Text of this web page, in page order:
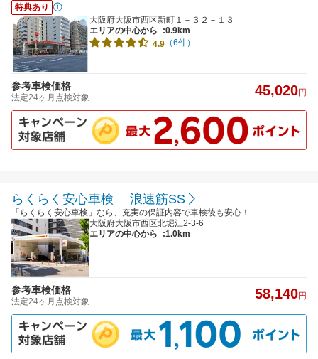
特典あり
大阪府大阪市西区新町１－３２－１３
エリアの中心から
:0.9km
4.9 （6件）
参考車検価格
法定24ヶ月点検対象 45,020円
らくらく安心車検 浪速筋SS
「らくらく安心車検」なら、充実の保証内容で車検後も安心！
大阪府大阪市西区北堀江2-3-6
エリアの中心から
:1.0km
参考車検価格
法定24ヶ月点検対象 58,140円